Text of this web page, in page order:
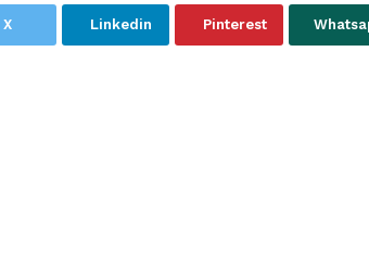
X Linkedin Pinterest